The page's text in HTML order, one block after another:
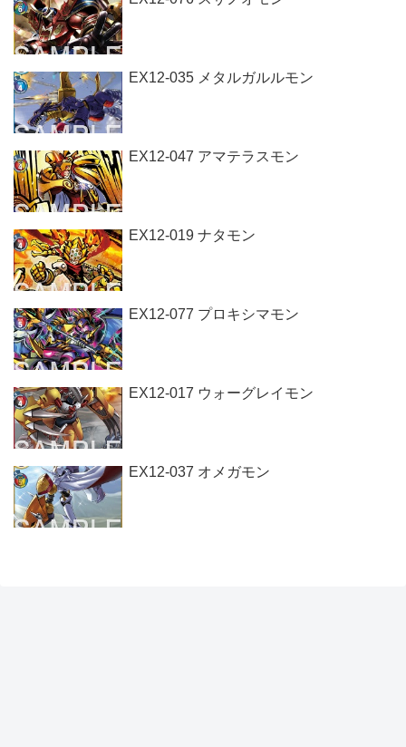
EX12-035 メタルガルルモン
EX12-047 アマテラスモン
EX12-019 ナタモン
EX12-077 プロキシマモン
EX12-017 ウォーグレイモン
EX12-037 オメガモン